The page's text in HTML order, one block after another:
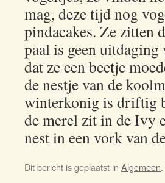
mag, deze tijd nog
pindacakes. Ze zitten
paal is geen
dat ze een beetje
de nestje van de
winterkonig is driftig
de merel zit in de Ivy
nest in een vork van
Dit bericht is geplaatst in Algemeen